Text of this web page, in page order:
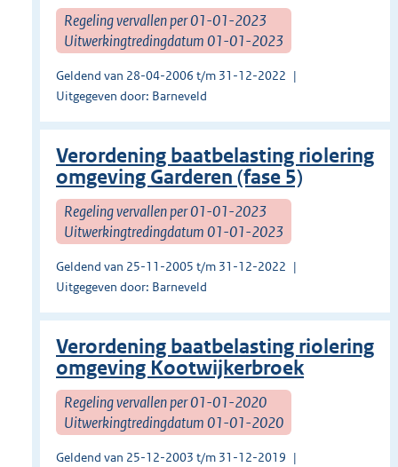
Regeling vervallen per 01-01-2023
Uitwerkingtredingdatum 01-01-2023
Geldend van 28-04-2006 t/m 31-12-2022
Uitgegeven door: Barneveld
Verordening baatbelasting riolering
omgeving Garderen (fase 5)
Regeling vervallen per 01-01-2023
Uitwerkingtredingdatum 01-01-2023
Geldend van 25-11-2005 t/m 31-12-2022
Uitgegeven door: Barneveld
Verordening baatbelasting riolering
omgeving Kootwijkerbroek
Regeling vervallen per 01-01-2020
Uitwerkingtredingdatum 01-01-2020
Geldend van 25-12-2003 t/m 31-12-2019